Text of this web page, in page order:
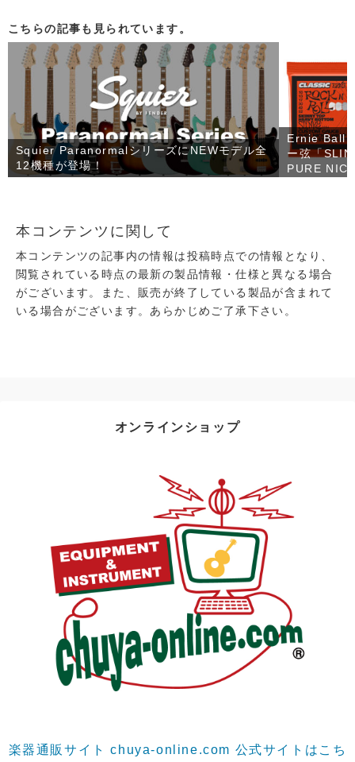
こちらの記事も見られています。
Squier ParanormalシリーズにNEWモデル全
12機種が登場！
Ernie Ball
ー弦「
PURE
本コンテンツに関して
本コンテンツの記事内の情報は投稿時点での情報となり、
閲覧されている時点の最新の製品情報・仕様と異なる場合
がございます。また、販売が終了している製品が含まれて
いる場合がございます。あらかじめご了承下さい。
オンラインショップ
楽器通販サイト chuya-online.com 公式サイトはこち